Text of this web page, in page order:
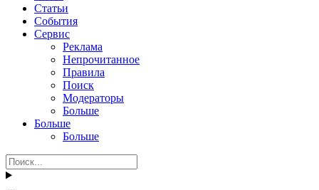
Статьи
События
Сервис
Реклама
Непрочитанное
Правила
Поиск
Модераторы
Больше
Больше
Больше